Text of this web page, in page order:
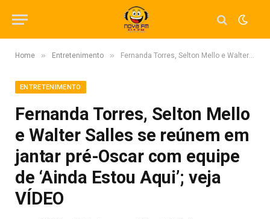
Home » Entretenimento » Fernanda Torres, Selton Mello e Walter Salles se reúnem em jantar pré-Oscar com equipe de ‘Ainda Estou Aqui’; veja VÍDEO
ENTRETENIMENTO
Fernanda Torres, Selton Mello
e Walter Salles se reúnem em
jantar pré-Oscar com equipe
de ‘Ainda Estou Aqui’; veja
VÍDEO